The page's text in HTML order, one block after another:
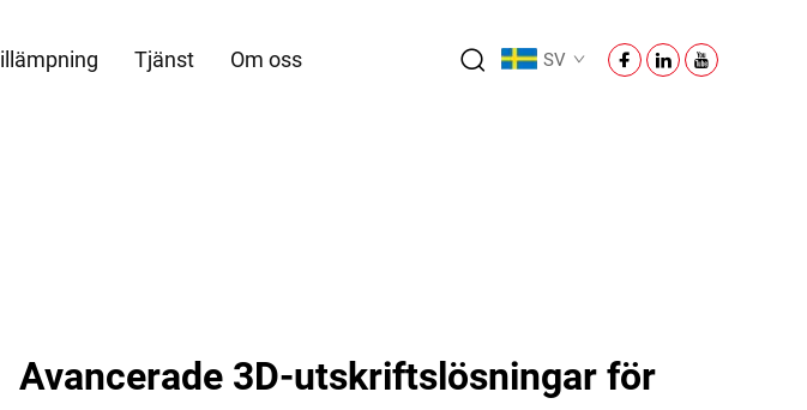
Tjänst Om oss SV
Avancerade 3D-utskriftslösningar för